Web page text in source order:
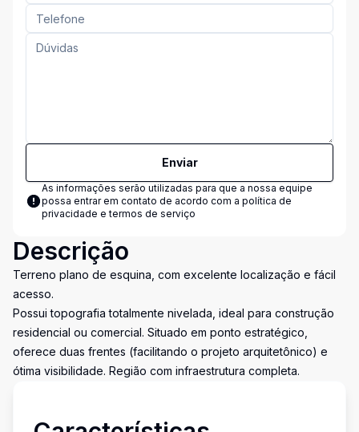
Enviar
As informações serão utilizadas para que a nossa equipe
possa entrar em contato de acordo com a política de
privacidade e termos de serviço
Descrição
Terreno plano de esquina, com excelente localização e fácil
acesso.
Possui topografia totalmente nivelada, ideal para construção
residencial ou comercial. Situado em ponto estratégico,
oferece duas frentes (facilitando o projeto arquitetônico) e
ótima visibilidade. Região com infraestrutura completa.